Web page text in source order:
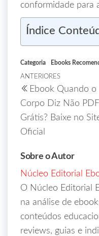
conformidade para
Índice
Categoria Ebooks
ANTERIORES
Ebook Quando o
Corpo Diz Não PDF
Grátis? Baixe no
Oficial
Sobre o Autor
Núcleo Editorial
O Núcleo Editorial
na análise de
conteúdos
reviews, guias e